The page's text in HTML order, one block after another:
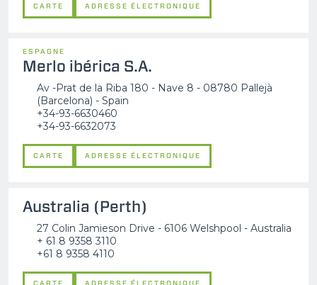
CARTE ADRESSE ÉLECTRONIQUE
ESPAGNE
Merlo ibérica S.A.
Av -Prat de la Riba 180 - Nave 8 - 08780 Pallejà
(Barcelona) - Spain
+34-93-6630460
+34-93-6632073
CARTE ADRESSE ÉLECTRONIQUE
Australia (Perth)
27 Colin Jamieson Drive - 6106 Welshpool - Australia
+ 61 8 9358 3110
+61 8 9358 4110
CARTE ADRESSE ÉLECTRONIQUE